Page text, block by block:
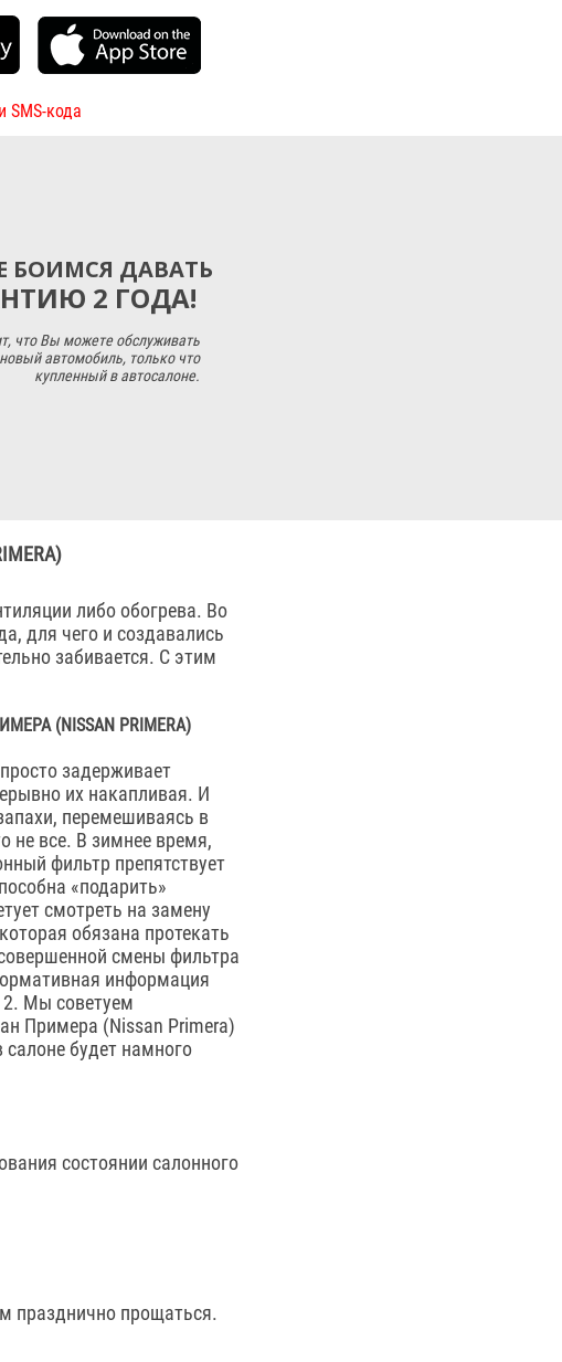
SMS-кода
БОИМСЯ ДАВАТЬ
2 ГОДА!
что Вы можете обслуживать
автомобиль, только что
купленный в автосалоне.
либо обогрева. Во
для чего и создавались
забивается. С этим
(NISSAN PRIMERA)
задерживает
их накапливая. И
перемешиваясь в
не все. В зимнее время,
фильтр препятствует
«подарить»
смотреть на замену
обязана протекать
смены фильтра
информация
2. Мы советуем
Примера (Nissan Primera)
салоне будет намного
состоянии салонного
празднично прощаться.